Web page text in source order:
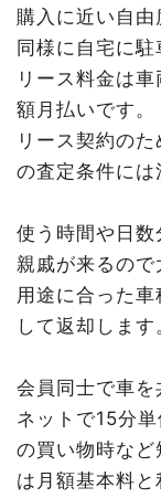
購入に近い自
同様に自宅に駐
リース料金は
額月払いです。
リース契約の
の査定条件には
使う時間や日
親戚が来るの
用途に合った
して返却します
会員同士で車
ネットで15分
の買い物時など
は月額基本料